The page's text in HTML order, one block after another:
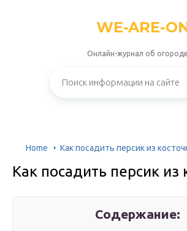
WE-ARE-
Онлайн-журнал об огороде
Home Как посадить персик из
Как посадить персик из
Содержание: